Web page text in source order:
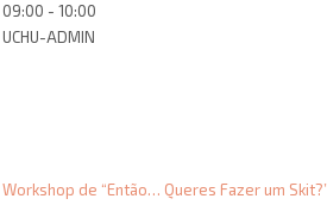
09:00 - 10:00
UCHU-ADMIN
Workshop de “Então… Queres Fazer um Skit?”